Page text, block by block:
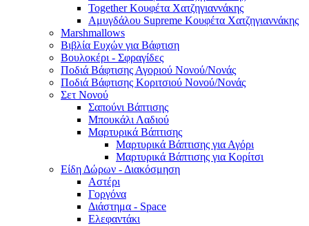
Together Κουφέτα Χατζηγιαννάκης
Αμυγδάλου Supreme Κουφέτα Χατζηγιαννάκης
Marshmallows
Βιβλία Ευχών για Βάφτιση
Βουλοκέρι - Σφραγίδες
Ποδιά Βάφτισης Αγοριού Νονού/Νονάς
Ποδιά Βάφτισης Κοριτσιού Νονού/Νονάς
Σετ Νονού
Σαπούνι Βάπτισης
Μπουκάλι Λαδιού
Μαρτυρικά Βάπτισης
Μαρτυρικά Βάπτισης για Αγόρι
Μαρτυρικά Βάπτισης για Κορίτσι
Είδη Δώρων - Διακόσμηση
Αστέρι
Γοργόνα
Διάστημα - Space
Ελεφαντάκι